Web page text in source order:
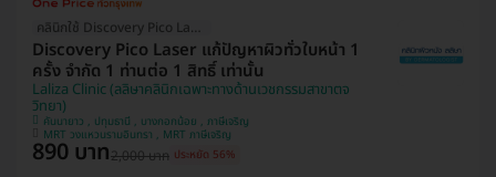
คลินิกใช้ Discovery Pico Laser
Discovery Pico Laser แก้ปัญหาผิวทั่วใบหน้า 1
ครั้ง จำกัด 1 ท่านต่อ 1 สิทธิ์ เท่านั้น
Laliza Clinic (ลลิษาคลินิกเฉพาะทางด้านเวชกรรมสาขาตจ
วิทยา)
คันนายาว , ปทุมธานี , บางกอกน้อย , ภาษีเจริญ
MRT วงแหวนรามอินทรา , MRT ภาษีเจริญ
890 บาท2,000 บาท ประหยัด 56%